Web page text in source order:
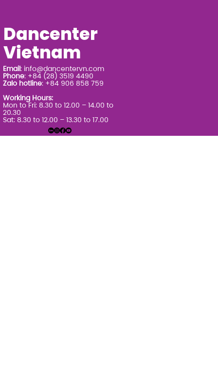
Dancenter
Vietnam
Email: info@dancentervn.com
Phone: +84 (28) 3519 4490
Zalo hotline: +84 906 858 759
Working Hours:
Mon to Fri: 8.30 to 12.00 – 14.00 to
20.30
Sat: 8.30 to 12.00 – 13.30 to 17.00